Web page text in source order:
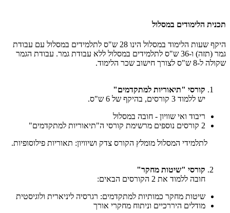
תכנית הלימודים במסלול
היקף שעות הלימוד במסלול הינו 28 ש"ס לתלמידים במסלול עם עבודת
גמר (תזה) ו-36 ש"ס לתלמידים במסלול ללא עבודת גמר. עבודת הגמר
שקולה ל-8 ש"ס לצורך חישוב שכר הלימוד.
קורסי "תיאוריות למתקדמים"
יש ללמוד 3 קורסים, בהיקף של 6 ש"ס.
ריבוד ואי שוויון - חובה במסלול
2 קורסים נוספים מרשימת קורסי ה"תיאוריות למתקדמים"
לתלמידי המסלול מומלץ הקורס צדק ושיוויון: תאוריות פילוסופיות.
קורסי "שיטות מחקר"
חובה ללמוד את 2 הקורסים הבאים:
שיטות מחקר כמותיות למתקדמים: רגרסיה ליניארית ולוגיסטית
מודלים היררכיים וניתוח מחקרי אורך